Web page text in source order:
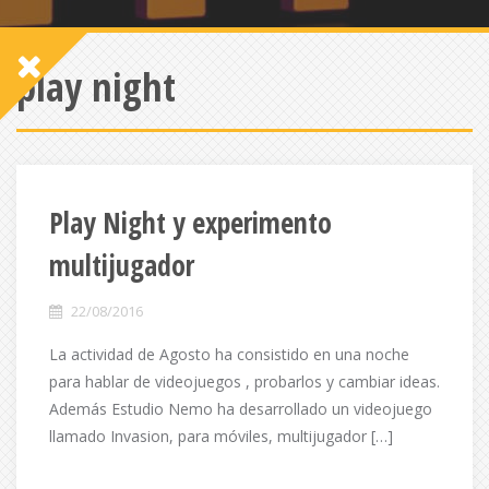
play night
Play Night y experimento
multijugador
22/08/2016
La actividad de Agosto ha consistido en una noche
para hablar de videojuegos , probarlos y cambiar ideas.
Además Estudio Nemo ha desarrollado un videojuego
llamado Invasion, para móviles, multijugador […]